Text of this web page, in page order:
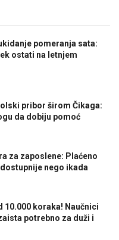
pomeranja sata:
ostati na letnjem
pribor širom Čikaga:
da dobiju pomoć
za zaposlene: Plaćeno
nego ikada
koraka! Naučnici
potrebno za duži i